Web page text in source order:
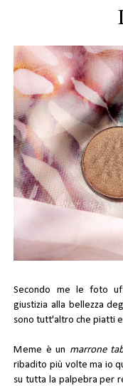
Secondo me le foto
giustizia alla bellezza
sono tutt'altro che piatti
Meme è un marrone
ribadito più volte ma io
su tutta la palpebra per